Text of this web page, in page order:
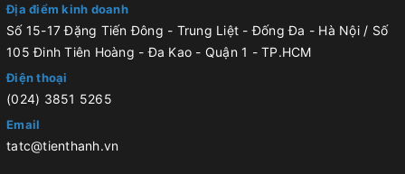
Địa điểm kinh doanh
Số 15-17 Đặng Tiến Đông - Trung Liệt - Đống Đa - Hà Nội / Số
105 Đinh Tiên Hoàng - Đa Kao - Quận 1 - TP.HCM
Điện thoại
(024) 3851 5265
Email
tatc@tienthanh.vn